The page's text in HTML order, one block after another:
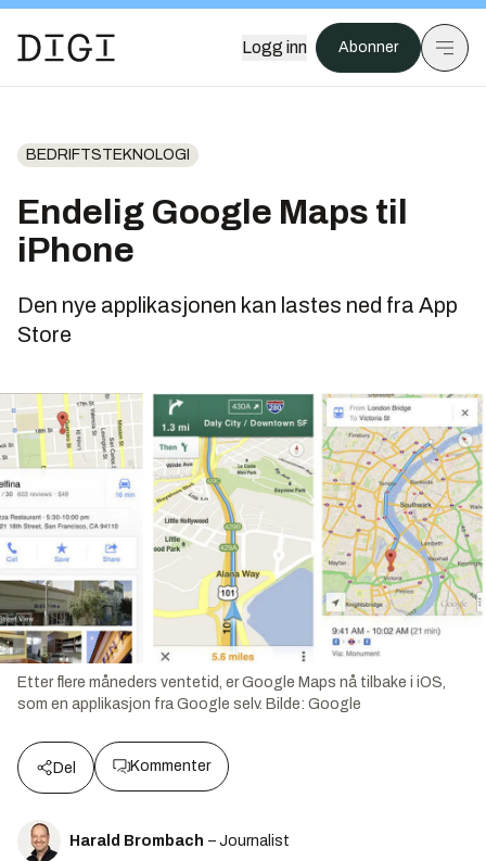
Logg inn Abonner
BEDRIFTSTEKNOLOGI
Endelig Google Maps til
iPhone
Den nye applikasjonen kan lastes ned fra App
Store
Etter flere måneders ventetid, er Google Maps nå tilbake i iOS,
som en applikasjon fra Google selv. Bilde: Google
Del Kommenter
Harald Brombach – Journalist